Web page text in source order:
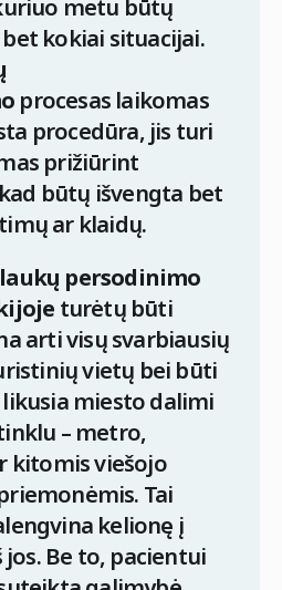
metu būtų
kokiai situacijai.
procesas laikomas
procedūra, jis turi
prižiūrint
būtų išvengta bet
ar klaidų.
persodinimo
turėtų būti
arti visų svarbiausių
vietų bei būti
miesto dalimi
– metro,
kitomis viešojo
Tai
kelionę į
Be to, pacientui